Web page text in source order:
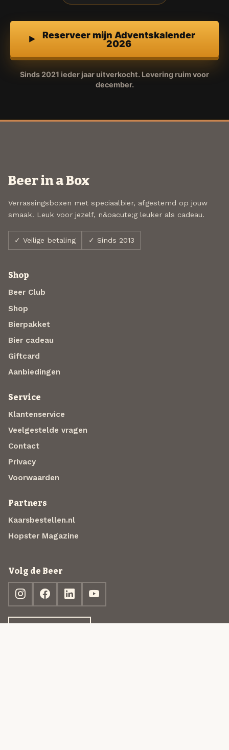
Reserveer mijn Adventskalender
2026
Sinds 2021 ieder jaar uitverkocht. Levering ruim voor
december.
Beer in a Box
Verrassingsboxen met speciaalbier, afgestemd op jouw
smaak. Leuk voor jezelf, n&oacute;g leuker als cadeau.
✓ Veilige betaling ✓ Sinds 2013
Shop
Beer Club
Shop
Bierpakket
Bier cadeau
Giftcard
Aanbiedingen
Service
Klantenservice
Veelgestelde vragen
Contact
Privacy
Voorwaarden
Partners
Kaarsbestellen.nl
Hopster Magazine
Volg de Beer